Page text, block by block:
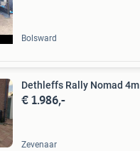
Bolsward
Dethleffs Rally Nomad 4m
€ 1.986,-
Zevenaar